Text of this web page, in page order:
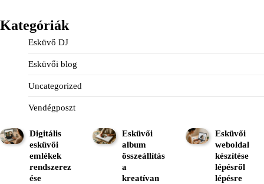
Kategóriák
Esküvő DJ
Esküvői blog
Uncategorized
Vendégposzt
Digitális
esküvői
emlékek
rendszerez
ése
Esküvői
album
összeállítás
a
kreatívan
Esküvői
weboldal
készítése
lépésről
lépésre